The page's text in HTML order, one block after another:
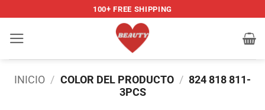
contenido
100+ FREE SHIPPING
INICIO / COLOR DEL PRODUCTO / 824 818 811-
3PCS